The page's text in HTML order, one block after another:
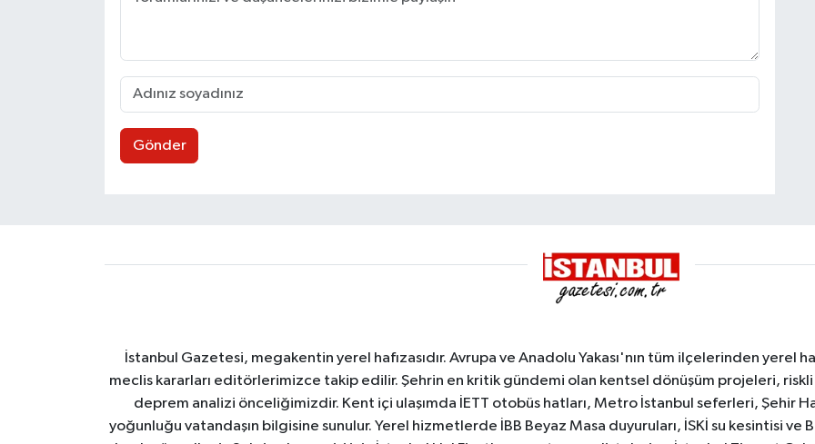
Gönder
İstanbul Gazetesi, megakentin yerel hafızasıdır. Avrupa ve Anadolu Yakası'nın tüm ilçelerinden yerel
meclis kararları editörlerimizce takip edilir. Şehrin en kritik gündemi olan kentsel dönüşüm projeleri, riskli
deprem analizi önceliğimizdir. Kent içi ulaşımda İETT otobüs hatları, Metro İstanbul seferleri, Şehir
yoğunluğu vatandaşın bilgisine sunulur. Yerel hizmetlerde İBB Beyaz Masa duyuruları, İSKİ su kesintisi ve